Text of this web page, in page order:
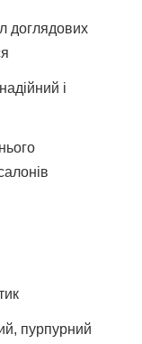
доглядових
і
пурпурний